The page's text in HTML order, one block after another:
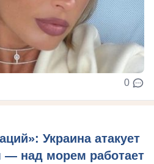
0
Украина атакует
над морем работает